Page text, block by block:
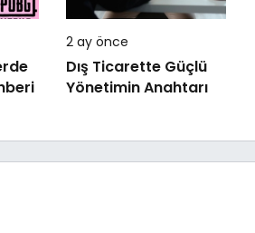
2 ay önce
Dış Ticarette Güçlü
Yönetimin Anahtarı